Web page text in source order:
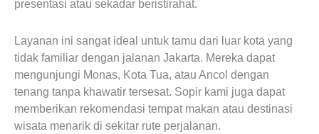
presentasi atau sekadar beristirahat.
Layanan ini sangat ideal untuk tamu dari luar kota yang
tidak familiar dengan jalanan Jakarta. Mereka dapat
mengunjungi Monas, Kota Tua, atau Ancol dengan
tenang tanpa khawatir tersesat. Sopir kami juga dapat
memberikan rekomendasi tempat makan atau destinasi
wisata menarik di sekitar rute perjalanan.